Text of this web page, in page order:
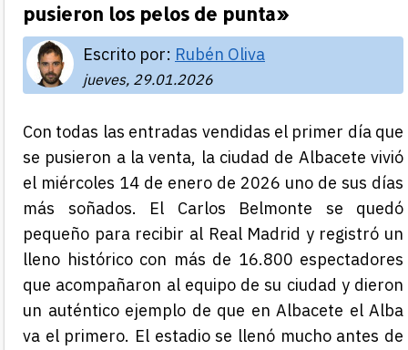
pusieron los pelos de punta»
Escrito por: Rubén Oliva
jueves, 29.01.2026
Con todas las entradas vendidas el primer día que
se pusieron a la venta, la ciudad de Albacete vivió
el miércoles 14 de enero de 2026 uno de sus días
más soñados. El Carlos Belmonte se quedó
pequeño para recibir al Real Madrid y registró un
lleno histórico con más de 16.800 espectadores
que acompañaron al equipo de su ciudad y dieron
un auténtico ejemplo de que en Albacete el Alba
va el primero. El estadio se llenó mucho antes de